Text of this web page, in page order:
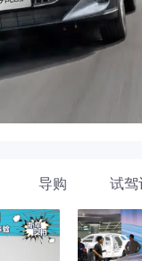
导购 试驾